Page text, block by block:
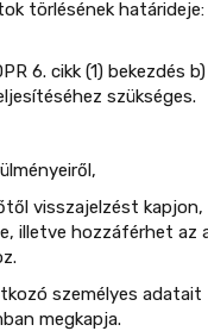
törlésének
6. cikk (1) bekezdés
szükséges.
visszajelzést kapjon,
illetve hozzáférhet az
személyes
megkapja.